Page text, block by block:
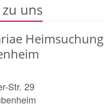
uns
Heimsuchung
Str. 29